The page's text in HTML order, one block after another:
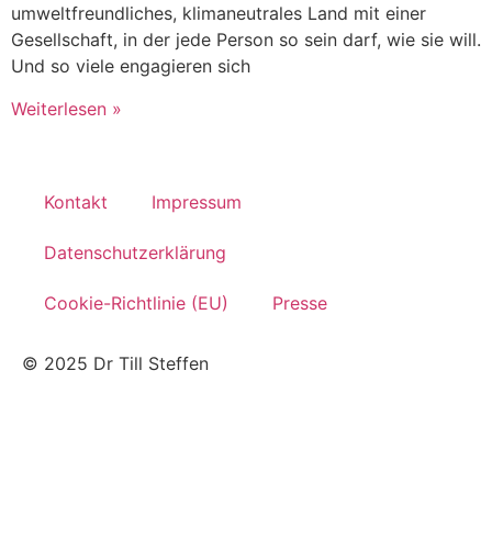
umweltfreundliches, klimaneutrales Land mit einer
Gesellschaft, in der jede Person so sein darf, wie sie will.
Und so viele engagieren sich
Weiterlesen »
Kontakt Impressum
Datenschutzerklärung
Cookie-Richtlinie (EU) Presse
© 2025 Dr Till Steffen